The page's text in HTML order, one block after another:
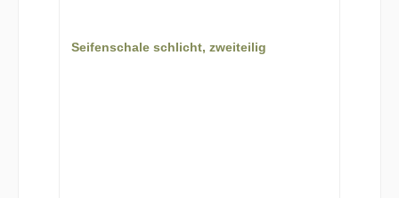
Seifenschale schlicht, zweiteilig